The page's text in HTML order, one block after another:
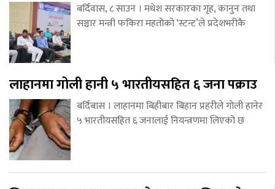
बर्दिवास, ८ साउन । मधेश सरकारका गृह, कानुन तथा
सञ्चार मन्त्री फकिरा महतोको ‘स्टन्ट’ले प्रदेशभरीकै
लाहानमा गोली हानी ५ भारतीयसहित ६ जना पक्राउ
बर्दिबास । लाहानमा बिहीबार बिहान प्रहरीले गोली हानेर
५ भारतीयसहित ६ जनालाई नियन्त्रणमा लिएको छ